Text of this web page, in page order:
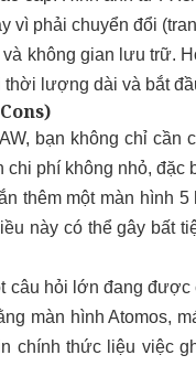
vì phải chuyển đổi
không gian lưu trữ.
lượng dài và bắt
bạn không chỉ cần
chi phí không nhỏ,
thêm một màn hình
này có thể gây bất
câu hỏi lớn đang
màn hình Atomos,
chính thức liệu việc